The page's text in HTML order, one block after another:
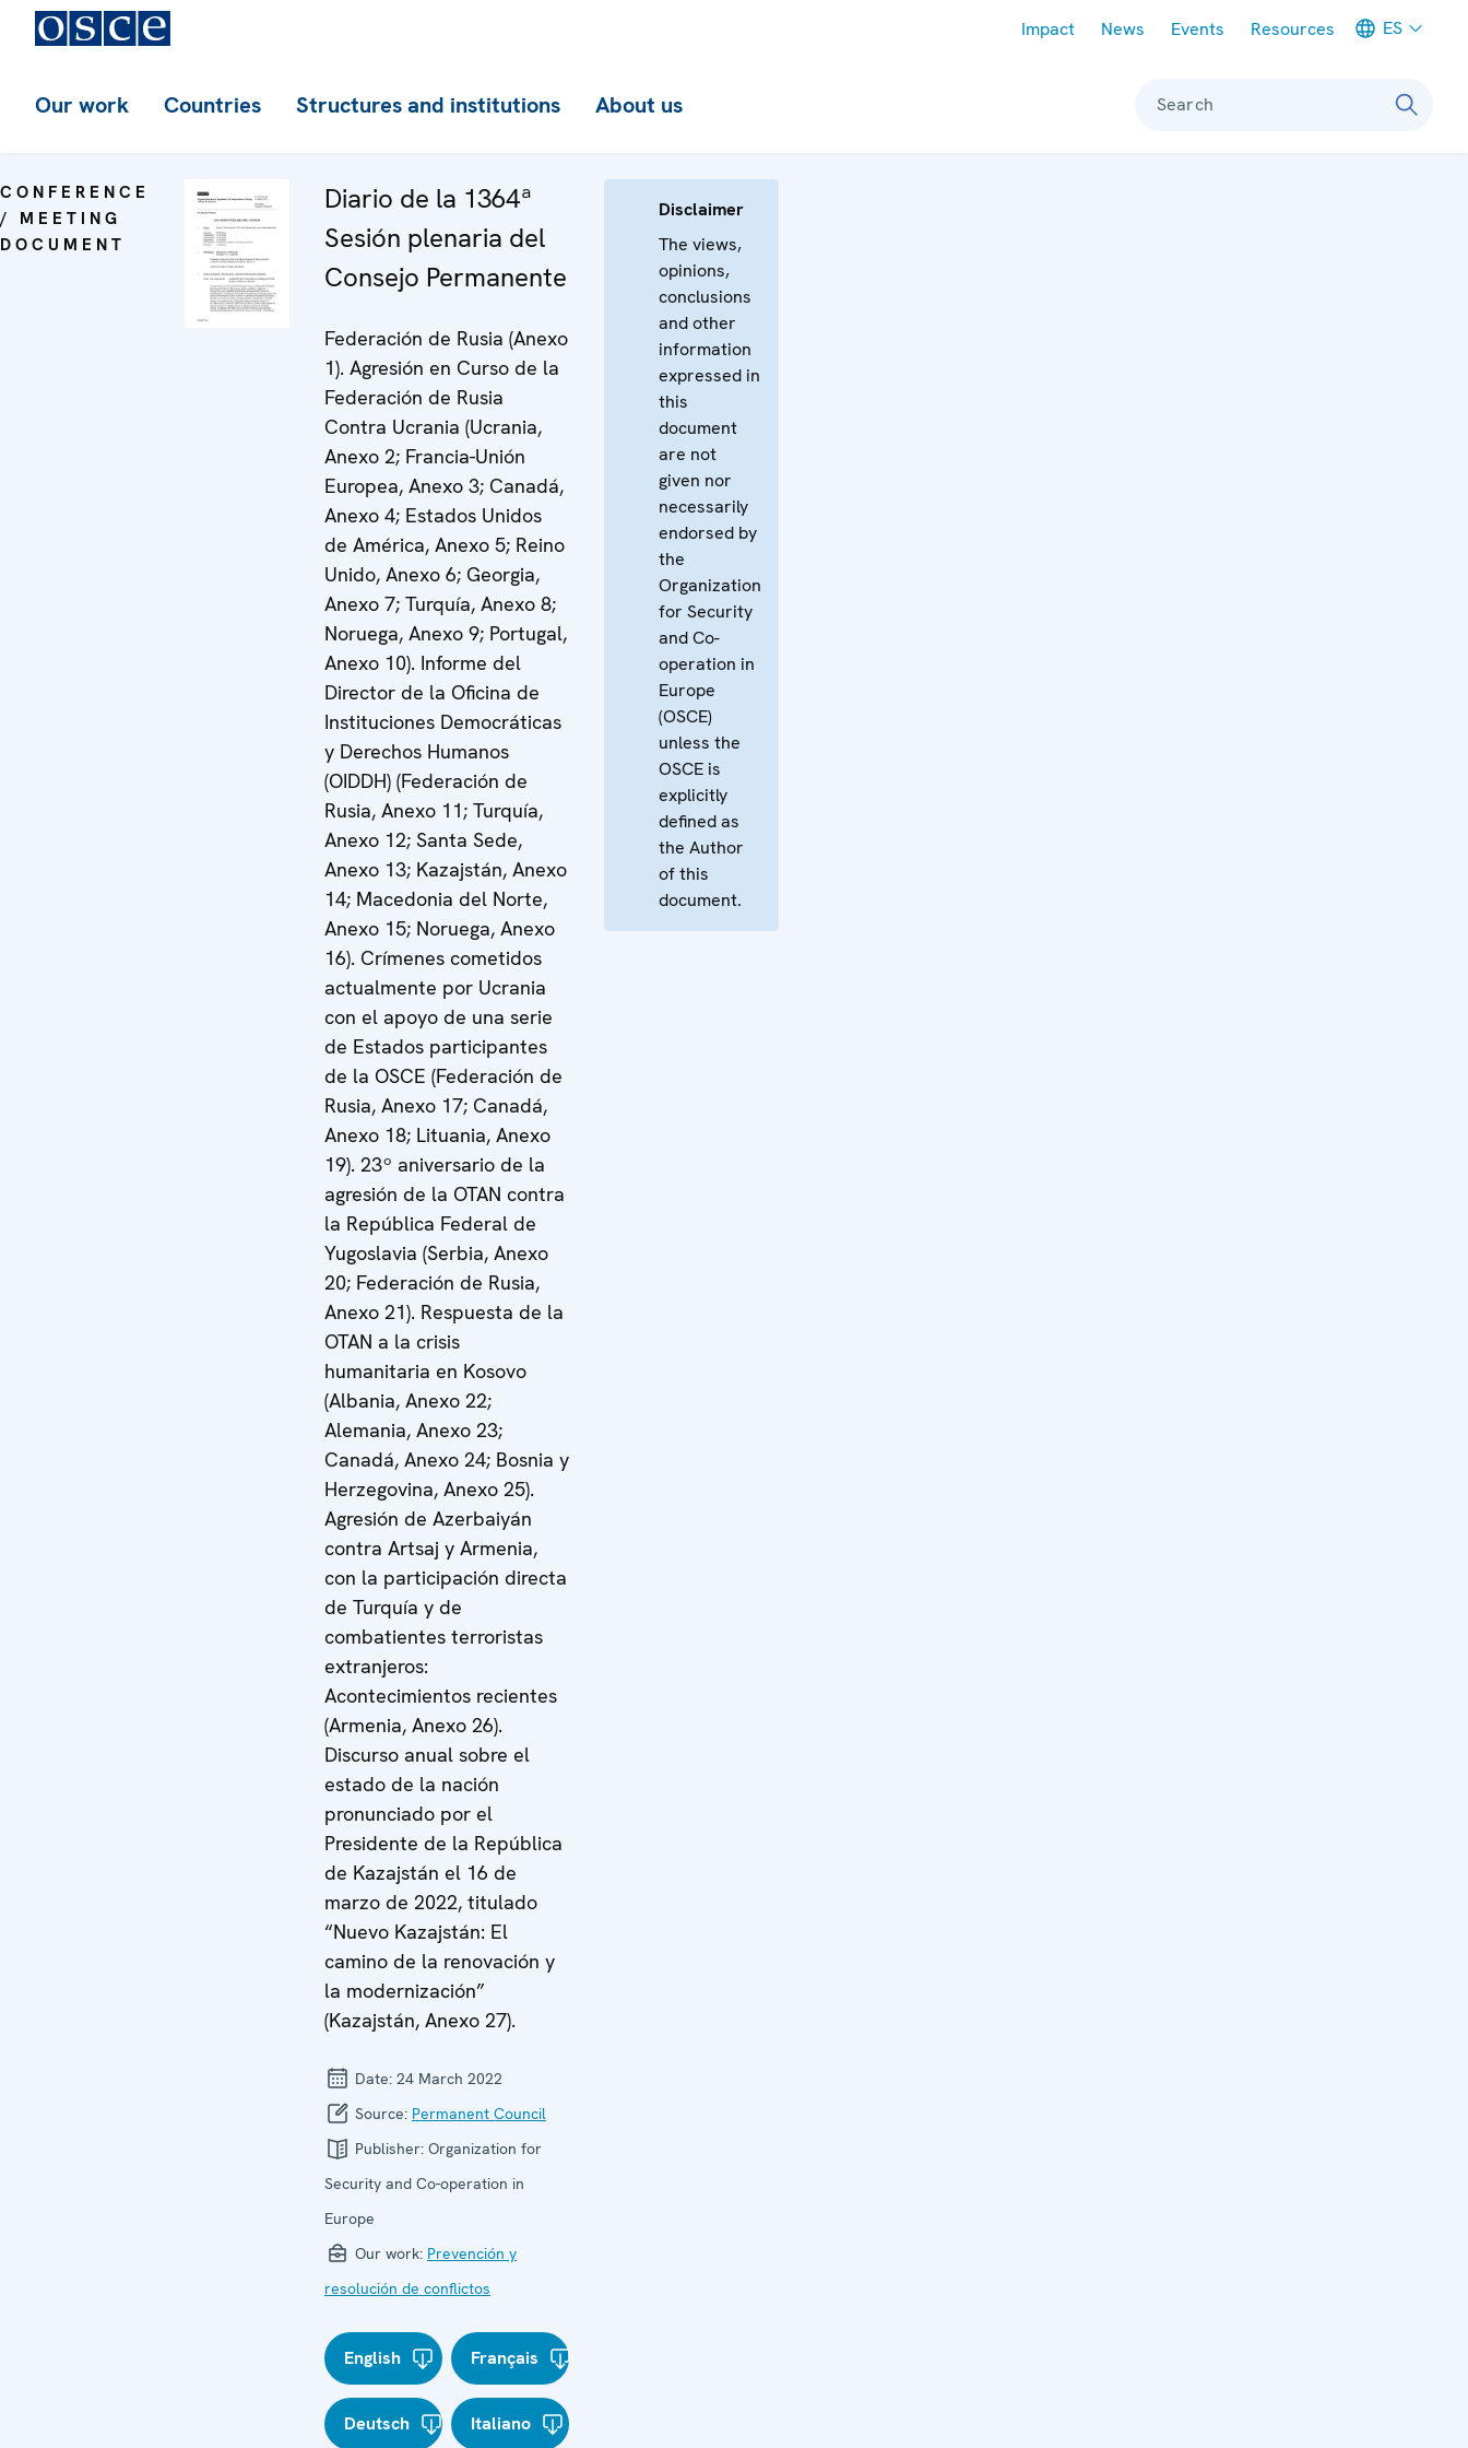
Impact News Events Resources ES
Our work Countries Structures and institutions About us Search
CONFERENCE
/ MEETING
DOCUMENT
Diario de la 1364ª
Sesión plenaria del
Consejo Permanente
Federación de Rusia (Anexo
1). Agresión en Curso de la
Federación de Rusia
Contra Ucrania (Ucrania,
Anexo 2; Francia-Unión
Europea, Anexo 3; Canadá,
Anexo 4; Estados Unidos
de América, Anexo 5; Reino
Unido, Anexo 6; Georgia,
Anexo 7; Turquía, Anexo 8;
Noruega, Anexo 9; Portugal,
Anexo 10). Informe del
Director de la Oficina de
Instituciones Democráticas
y Derechos Humanos
(OIDDH) (Federación de
Rusia, Anexo 11; Turquía,
Anexo 12; Santa Sede,
Anexo 13; Kazajstán, Anexo
14; Macedonia del Norte,
Anexo 15; Noruega, Anexo
16). Crímenes cometidos
actualmente por Ucrania
con el apoyo de una serie
de Estados participantes
de la OSCE (Federación de
Rusia, Anexo 17; Canadá,
Anexo 18; Lituania, Anexo
19). 23º aniversario de la
agresión de la OTAN contra
la República Federal de
Yugoslavia (Serbia, Anexo
20; Federación de Rusia,
Anexo 21). Respuesta de la
OTAN a la crisis
humanitaria en Kosovo
(Albania, Anexo 22;
Alemania, Anexo 23;
Canadá, Anexo 24; Bosnia y
Herzegovina, Anexo 25).
Agresión de Azerbaiyán
contra Artsaj y Armenia,
con la participación directa
de Turquía y de
combatientes terroristas
extranjeros:
Acontecimientos recientes
(Armenia, Anexo 26).
Discurso anual sobre el
estado de la nación
pronunciado por el
Presidente de la República
de Kazajstán el 16 de
marzo de 2022, titulado
“Nuevo Kazajstán: El
camino de la renovación y
la modernización”
(Kazajstán, Anexo 27).
Date: 24 March 2022
Source: Permanent Council
Publisher: Organization for
Security and Co-operation in
Europe
Our work: Prevención y
resolución de conflictos
English Français
Deutsch Italiano
Disclaimer
The views,
opinions,
conclusions
and other
information
expressed in
this
document
are not
given nor
necessarily
endorsed by
the
Organization
for Security
and Co-
operation in
Europe
(OSCE)
unless the
OSCE is
explicitly
defined as
the Author
of this
document.